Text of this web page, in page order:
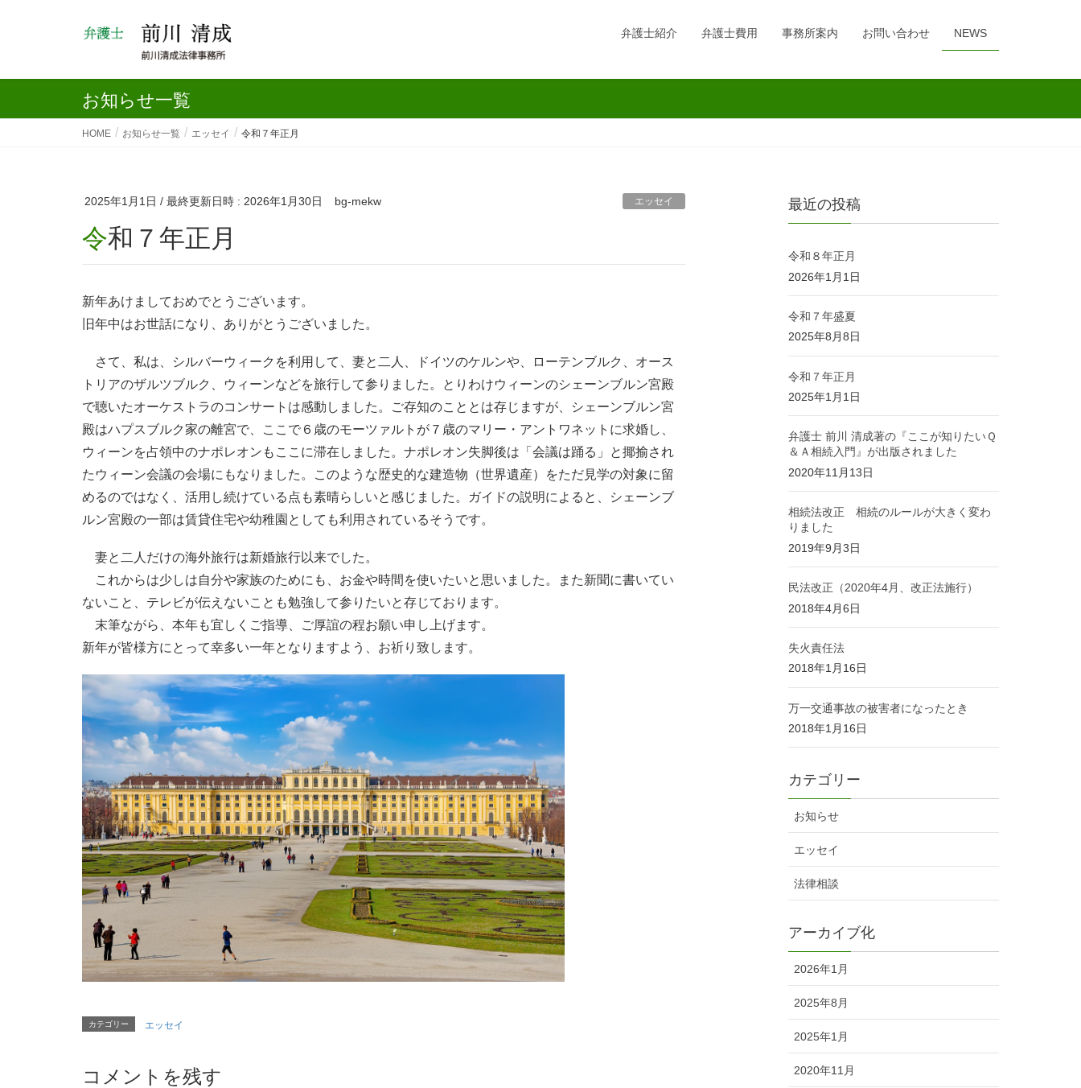
弁護士紹介 弁護士費用 事務所案内 お問い合わせ NEWS
お知らせ一覧
HOME お知らせ一覧 エッセイ 令和７年正月
2025年1月1日 / 最終更新日時 : 2026年1月30日 bg-mekw エッセイ
令和７年正月
新年あけましておめでとうございます。
旧年中はお世話になり、ありがとうございました。
さて、私は、シルバーウィークを利用して、妻と二人、ドイツのケルンや、ローテンブルク、オース
トリアのザルツブルク、ウィーンなどを旅行して参りました。とりわけウィーンのシェーンブルン宮殿
で聴いたオーケストラのコンサートは感動しました。ご存知のこととは存じますが、シェーンブルン宮
殿はハプスブルク家の離宮で、ここで６歳のモーツァルトが７歳のマリー・アントワネットに求婚し、
ウィーンを占領中のナポレオンもここに滞在しました。ナポレオン失脚後は「会議は踊る」と揶揄され
たウィーン会議の会場にもなりました。このような歴史的な建造物（世界遺産）をただ見学の対象に留
めるのではなく、活用し続けている点も素晴らしいと感じました。ガイドの説明によると、シェーンブ
ルン宮殿の一部は賃貸住宅や幼稚園としても利用されているそうです。
妻と二人だけの海外旅行は新婚旅行以来でした。
これからは少しは自分や家族のためにも、お金や時間を使いたいと思いました。また新聞に書いてい
ないこと、テレビが伝えないことも勉強して参りたいと存じております。
末筆ながら、本年も宜しくご指導、ご厚誼の程お願い申し上げます。
新年が皆様方にとって幸多い一年となりますよう、お祈り致します。
カテゴリー エッセイ
コメントを残す
最近の投稿
令和８年正月
2026年1月1日
令和７年盛夏
2025年8月8日
令和７年正月
2025年1月1日
弁護士 前川 清成著の『ここが知りたいＱ
＆Ａ相続入門』が出版されました
2020年11月13日
相続法改正 相続のルールが大きく変わ
りました
2019年9月3日
民法改正（2020年4月、改正法施行）
2018年4月6日
失火責任法
2018年1月16日
万一交通事故の被害者になったとき
2018年1月16日
カテゴリー
お知らせ
エッセイ
法律相談
アーカイブ化
2026年1月
2025年8月
2025年1月
2020年11月